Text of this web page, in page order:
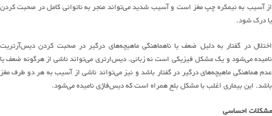
از آسیب به نیمکره چپ مغز است و آسیب شدیدمیتواندمنجر به ناتوانی کامل در صحبت کردن
یا درک شود.
اختلال در گفتار به دلیل ضعف یا ناهماهنگیماهیچههای درگیر در صحبت کردن دیسآرتریت
نامیدهمیشودو یک مشکل فیزیکی است نه زبانی.دیسارتریمیتواندناشی از هرگونه ضعف یا
عدم هماهنگیماهیچههایدرگیر درگفتار باشد ونیزمیتواندناشی از آسیب به هر دو طرف مغز
باشد. این بیماری اغلب با مشکل بلع همراه است کهدیسفاژینامیدهمیشود.
مشکلات احساسی